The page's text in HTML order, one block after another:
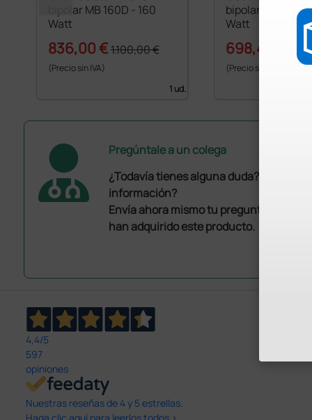
bipolar MB 160D - 160
Watt
836,00 €1.100,00 €
(Precio sin IVA)
1 ud.
bipolar MB 120D
Watt
698,40 €
(Precio sin IVA)
Pregúntale a un colega
¿Todavía tienes alguna duda?
información?
Envía ahora mismo tu pregunta a los
han adquirido este producto.
4,4/5
597
opiniones
Nuestras reseñas de 4 y 5 estrellas.
Haga clic aquí para leerlos todos >